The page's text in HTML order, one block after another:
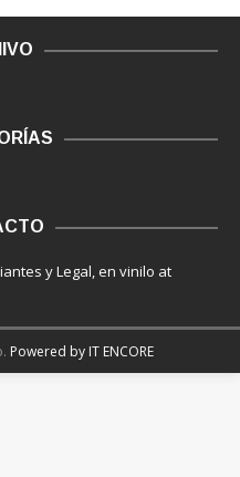
y Legal, en vinilo at
Powered by IT ENCORE